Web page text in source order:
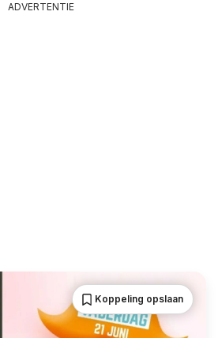
ADVERTENTIE
Koppeling opslaan